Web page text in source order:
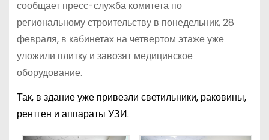
сообщает пресс-служба комитета по
региональному строительству в понедельник, 28
февраля, в кабинетах на четвертом этаже уже
уложили плитку и завозят медицинское
оборудование.
Так, в здание уже привезли светильники, раковины,
рентген и аппараты УЗИ.